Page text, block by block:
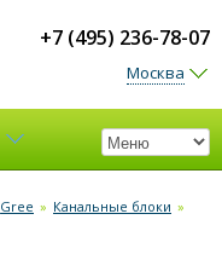
+7 (495) 236-78-07
Москва
Gree » Канальные блоки »